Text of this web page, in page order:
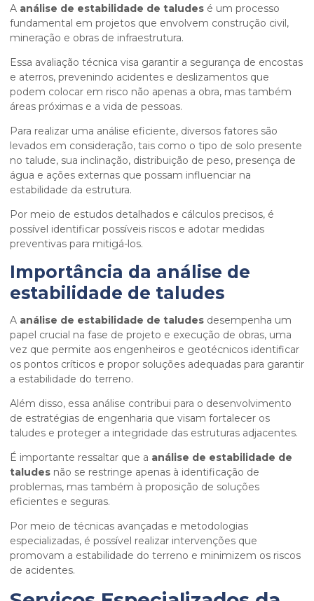
A análise de estabilidade de taludes é um processo
fundamental em projetos que envolvem construção civil,
mineração e obras de infraestrutura.
Essa avaliação técnica visa garantir a segurança de encostas
e aterros, prevenindo acidentes e deslizamentos que
podem colocar em risco não apenas a obra, mas também
áreas próximas e a vida de pessoas.
Para realizar uma análise eficiente, diversos fatores são
levados em consideração, tais como o tipo de solo presente
no talude, sua inclinação, distribuição de peso, presença de
água e ações externas que possam influenciar na
estabilidade da estrutura.
Por meio de estudos detalhados e cálculos precisos, é
possível identificar possíveis riscos e adotar medidas
preventivas para mitigá-los.
Importância da análise de
estabilidade de taludes
A análise de estabilidade de taludes desempenha um
papel crucial na fase de projeto e execução de obras, uma
vez que permite aos engenheiros e geotécnicos identificar
os pontos críticos e propor soluções adequadas para garantir
a estabilidade do terreno.
Além disso, essa análise contribui para o desenvolvimento
de estratégias de engenharia que visam fortalecer os
taludes e proteger a integridade das estruturas adjacentes.
É importante ressaltar que a análise de estabilidade de
taludes não se restringe apenas à identificação de
problemas, mas também à proposição de soluções
eficientes e seguras.
Por meio de técnicas avançadas e metodologias
especializadas, é possível realizar intervenções que
promovam a estabilidade do terreno e minimizem os riscos
de acidentes.